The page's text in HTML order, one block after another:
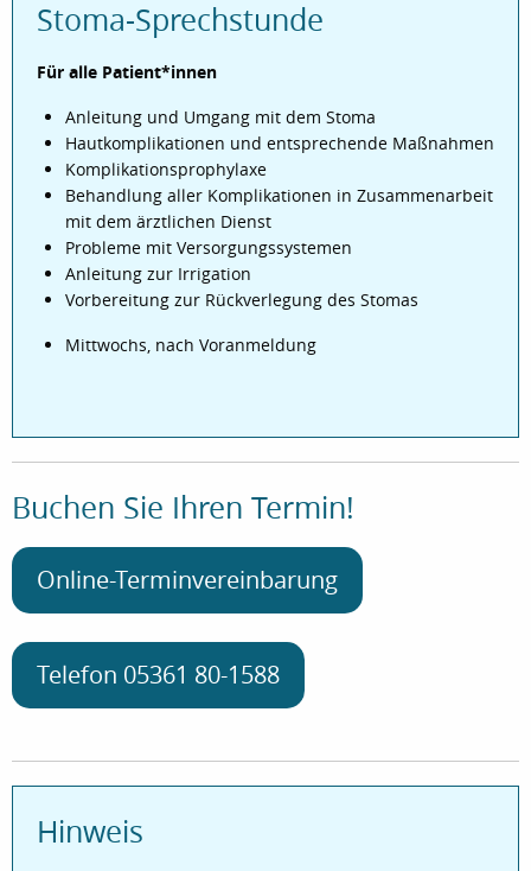
Stoma-Sprechstunde
Für alle Patient*innen
Anleitung und Umgang mit dem Stoma
Hautkomplikationen und entsprechende Maßnahmen
Komplikationsprophylaxe
Behandlung aller Komplikationen in Zusammenarbeit
mit dem ärztlichen Dienst
Probleme mit Versorgungssystemen
Anleitung zur Irrigation
Vorbereitung zur Rückverlegung des Stomas
Mittwochs, nach Voranmeldung
Buchen Sie Ihren Termin!
Online-Terminvereinbarung
Telefon 05361 80-1588
Hinweis